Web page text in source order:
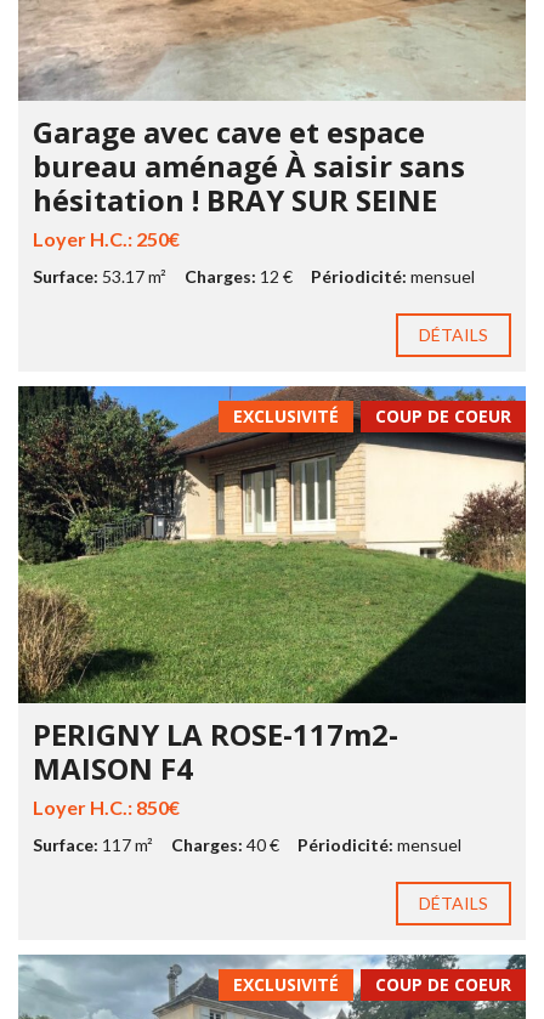
Garage avec cave et espace
bureau aménagé À saisir sans
hésitation ! BRAY SUR SEINE
Loyer H.C.: 250€
Surface: 53.17 m² Charges: 12 € Périodicité: mensuel
DÉTAILS
COUP DE COEUR
EXCLUSIVITÉ
PERIGNY LA ROSE-117m2-
MAISON F4
Loyer H.C.: 850€
Surface: 117 m² Charges: 40 € Périodicité: mensuel
DÉTAILS
COUP DE COEUR
EXCLUSIVITÉ